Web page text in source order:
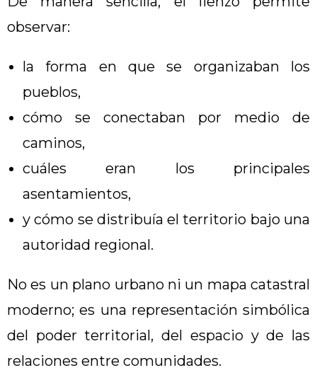
observar:
la forma en que se organizaban los
pueblos,
cómo se conectaban por medio de
caminos,
cuáles eran los principales
asentamientos,
y cómo se distribuía el territorio bajo una
autoridad regional.
No es un plano urbano ni un mapa catastral
moderno; es una representación simbólica
del poder territorial, del espacio y de las
relaciones entre comunidades.